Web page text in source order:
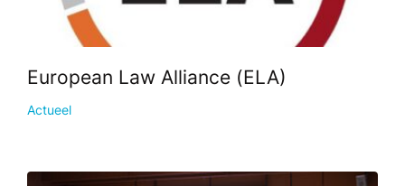
European Law Alliance (ELA)
Actueel